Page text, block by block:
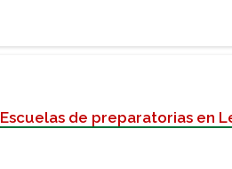
Escuelas de preparatorias en